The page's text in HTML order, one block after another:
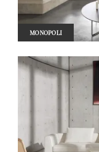
MONOPOLI